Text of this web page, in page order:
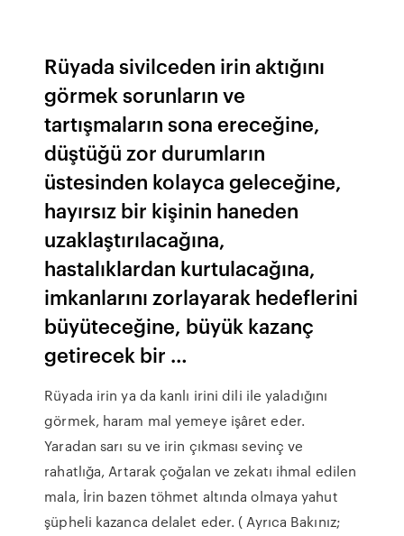
Rüyada sivilceden irin aktığını
görmek sorunların ve
tartışmaların sona ereceğine,
düştüğü zor durumların
üstesinden kolayca geleceğine,
hayırsız bir kişinin haneden
uzaklaştırılacağına,
hastalıklardan kurtulacağına,
imkanlarını zorlayarak hedeflerini
büyüteceğine, büyük kazanç
getirecek bir …
Rüyada irin ya da kanlı irini dili ile yaladığını
görmek, haram mal yemeye işâret eder.
Yaradan sarı su ve irin çıkması sevinç ve
rahatlığa, Artarak çoğalan ve zekatı ihmal edilen
mala, İrin bazen töhmet altında olmaya yahut
şüpheli kazanca delalet eder. ( Ayrıca Bakınız;